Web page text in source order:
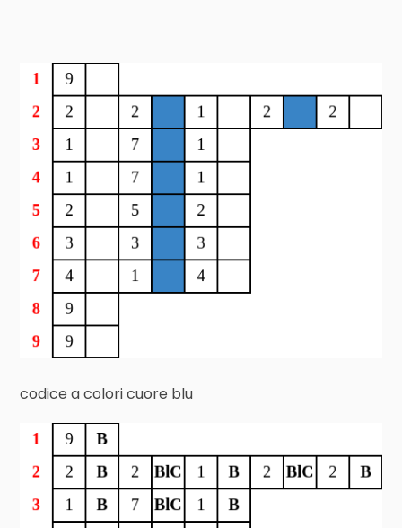
codice a colori cuore blu